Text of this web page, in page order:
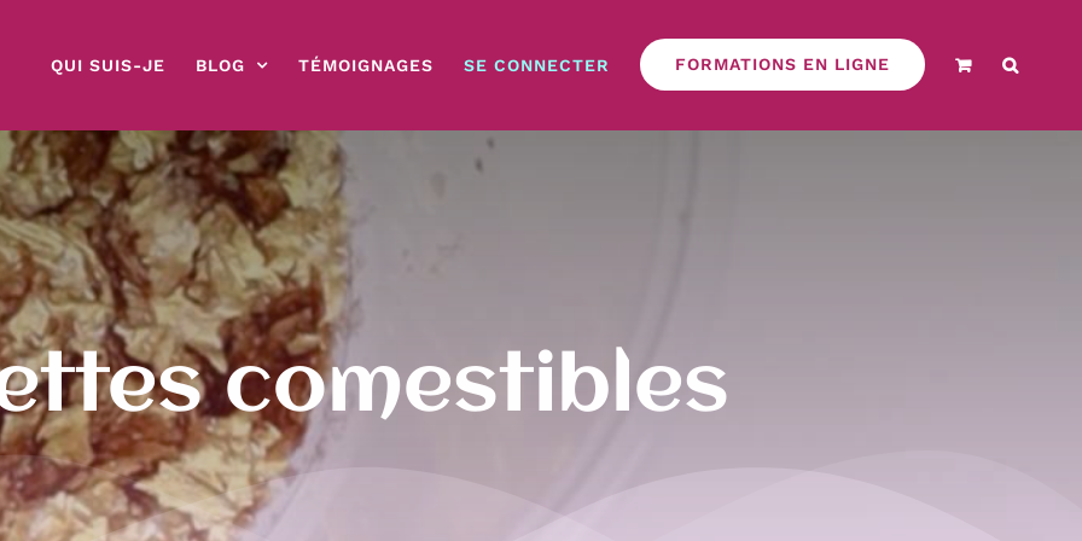
QUI SUIS-JE BLOG TÉMOIGNAGES SE CONNECTER FORMATIONS EN LIGNE
comestibles